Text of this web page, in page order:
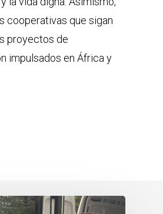
cooperativas que sigan
proyectos de
impulsados en África y